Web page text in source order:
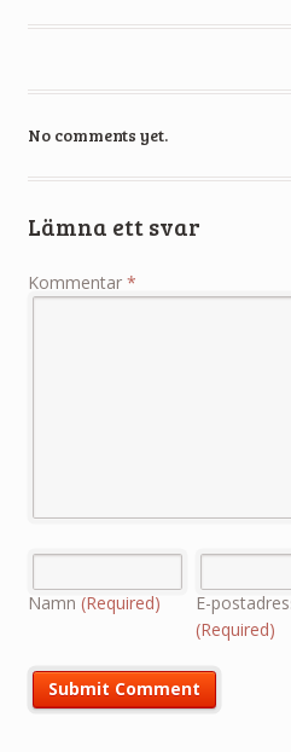
No comments yet.
Lämna ett svar
Kommentar *
Namn (Required)
E-
(Required)